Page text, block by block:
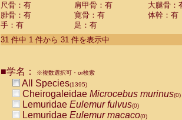
尺骨：有
肩甲骨：有
大腿骨：
腓骨：有
寛骨：有
体幹：有
手：有
足：有
31 件中 1 件から 31 件を表示中
■学名： ※複数選択可・or検索
All Species(1395)
Cheirogaleidae Microcebus murinus(0)
Lemuridae Eulemur fulvus(0)
Lemuridae Eulemur macaco(0)